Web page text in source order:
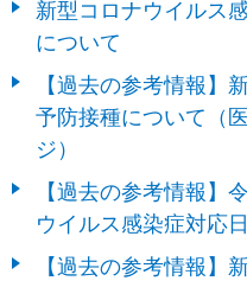
新型コロナウイルス
について
【過去の参考情報】
予防接種について（
ジ）
【過去の参考情報
ウイルス感染症対応
【過去の参考情報】